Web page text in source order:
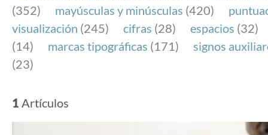
(352)
mayúsculas y minúsculas (420)
visualización (245) cifras (28) espacios (32)
(14)
marcas tipográficas (171)
signos
(23)
1 Artículos